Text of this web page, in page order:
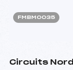
FMBM0035
Circuits